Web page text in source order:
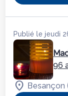
Publié le jeudi
96
Besançon